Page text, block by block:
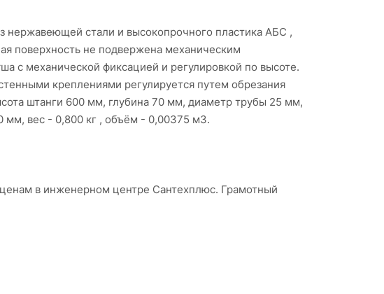
стали и высокопрочного пластика АБС ,
поверхность не подвержена механическим
с механической фиксацией и регулировкой по высоте.
креплениями регулируется путем обрезания
штанги 600 мм, глубина 70 мм, диаметр трубы 25 мм,
вес - 0,800 кг , объём - 0,00375 м3.
в инженерном центре Сантехплюс. Грамотный